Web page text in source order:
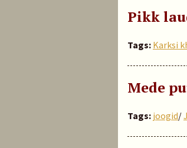
Pikk
Tags: Karksi
Mede
Tags: joogid/